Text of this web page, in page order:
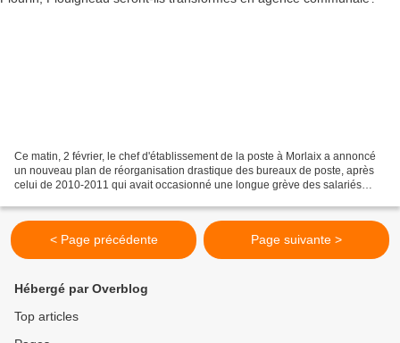
Ce matin, 2 février, le chef d'établissement de la poste à Morlaix a annoncé
un nouveau plan de réorganisation drastique des bureaux de poste, après
celui de 2010-2011 qui avait occasionné une longue grève des salariés
< Page précédente Page suivante >
Hébergé par Overblog
Top articles